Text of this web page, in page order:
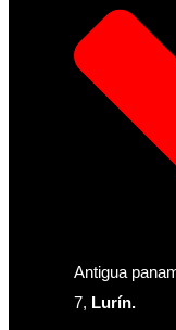
Antigua
7, Lurín.